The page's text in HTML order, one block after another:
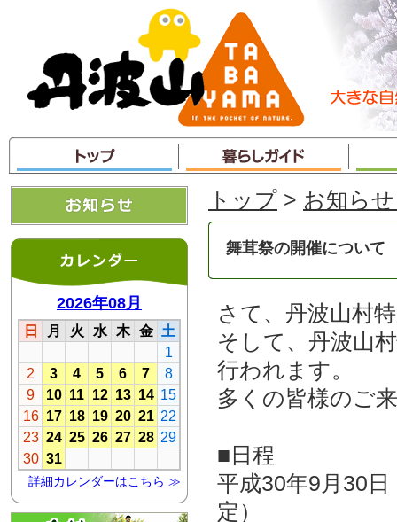
ャ
ン
プ
トップ > お知ら
舞茸祭の開催について
さて、丹波山村
そして、丹波山
行われます。
多くの皆様のご
■日程
平成30年9月30
定）